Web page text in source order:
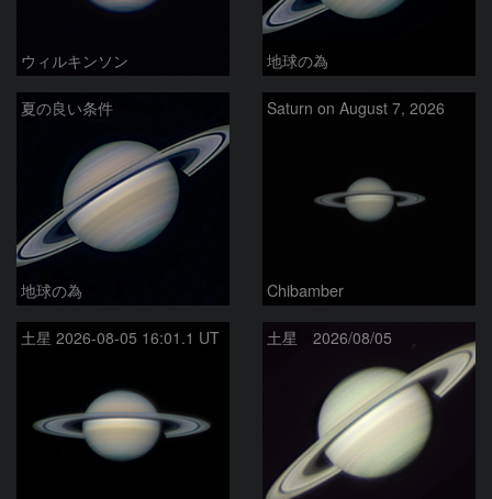
ウィルキンソン 地球の為
夏の良い条件
地球の為
Saturn on August 7, 2026
Chibamber
土星 2026-08-05 16:01.1 UT 土星 2026/08/05